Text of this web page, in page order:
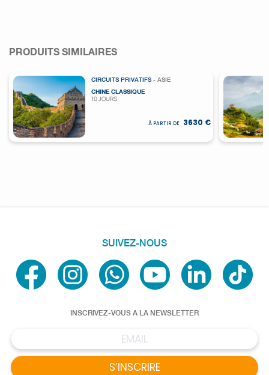
PRODUITS SIMILAIRES
CIRCUITS PRIVATIFS - ASIE
CHINE CLASSIQUE
10 JOURS
À PARTIR DE 3630 €
SUIVEZ-NOUS
INSCRIVEZ-VOUS A LA NEWSLETTER
S’INSCRIRE